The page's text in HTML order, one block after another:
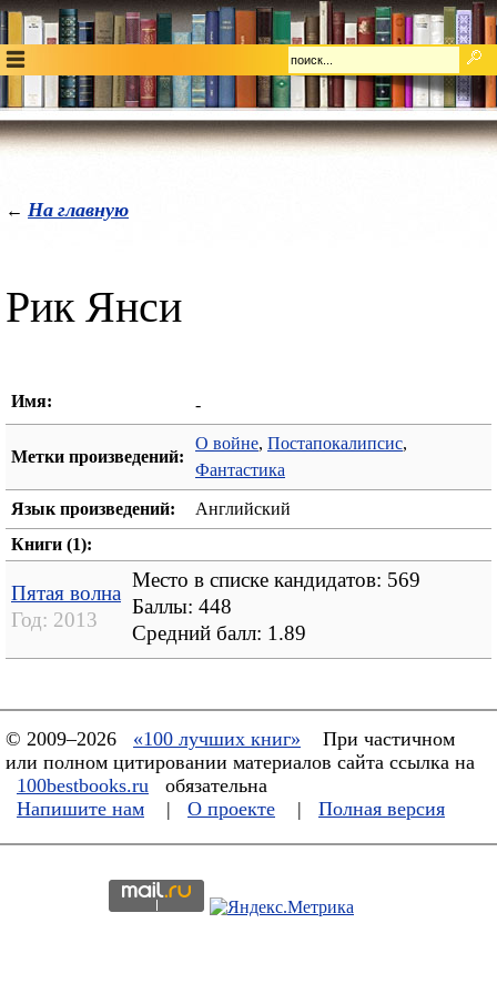
← На главную
Рик Янси
Имя: -
Метки произведений:
О войне, Постапокалипсис,
Фантастика
Язык произведений:
Английский
Книги (1):
Пятая волна
Год: 2013
Место в списке кандидатов: 569
Баллы: 448
Средний балл: 1.89
© 2009–2026 «100 лучших книг»
При частичном
или полном цитировании материалов сайта ссылка на
100bestbooks.ru
обязательна
Напишите нам
| О проекте | Полная версия